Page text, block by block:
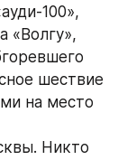
100»,
«Волгу»,
шествие
на место
Никто